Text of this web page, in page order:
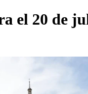
el 20 de